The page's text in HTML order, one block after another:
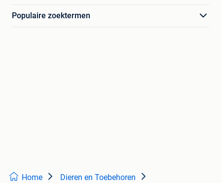
Populaire zoektermen
Home Dieren en Toebehoren